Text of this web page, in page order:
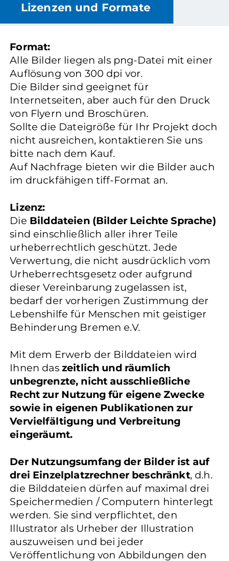
Lizenzen und Formate
Format:
Alle Bilder liegen als png-Datei mit einer
Auflösung von 300 dpi vor.
Die Bilder sind geeignet für
Internetseiten, aber auch für den Druck
von Flyern und Broschüren.
Sollte die Dateigröße für Ihr Projekt doch
nicht ausreichen, kontaktieren Sie uns
bitte nach dem Kauf.
Auf Nachfrage bieten wir die Bilder auch
im druckfähigen tiff-Format an.
Lizenz:
Die Bilddateien (Bilder Leichte Sprache)
sind einschließlich aller ihrer Teile
urheberrechtlich geschützt. Jede
Verwertung, die nicht ausdrücklich vom
Urheberrechtsgesetz oder aufgrund
dieser Vereinbarung zugelassen ist,
bedarf der vorherigen Zustimmung der
Lebenshilfe für Menschen mit geistiger
Behinderung Bremen e.V.
Mit dem Erwerb der Bilddateien wird
Ihnen das zeitlich und räumlich
unbegrenzte, nicht ausschließliche
Recht zur Nutzung für eigene Zwecke
sowie in eigenen Publikationen zur
Vervielfältigung und Verbreitung
eingeräumt.
Der Nutzungsumfang der Bilder ist auf
drei Einzelplatzrechner beschränkt, d.h.
die Bilddateien dürfen auf maximal drei
Speichermedien / Computern hinterlegt
werden. Sie sind verpflichtet, den
Illustrator als Urheber der Illustration
auszuweisen und bei jeder
Veröffentlichung von Abbildungen den